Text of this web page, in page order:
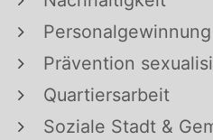
Personalgewinnung
Prävention
Quartiersarbeit
Soziale Stadt &